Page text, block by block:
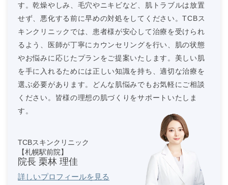
す。乾燥やしみ、毛穴やニキビなど、肌トラブルは放置
せず、悪化する前に早めの対処をしてください。TCBス
キンクリニックでは、患者様が安心して治療を受けられ
るよう、医師が丁寧にカウンセリングを行い、肌の状態
やお悩みに応じたプランをご提案いたします。美しい肌
を手に入れるためには正しい知識を持ち、適切な治療を
選ぶ必要があります。どんな肌悩みでもお気軽にご相談
ください。皆様の理想の肌づくりをサポートいたしま
す。
TCBスキンクリニック
【札幌駅前院】
院長 栗林 理佳
詳しいプロフィールを見る